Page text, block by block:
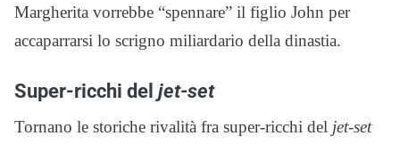
Margherita vorrebbe “spennare” il figlio John per
accaparrarsi lo scrigno miliardario della dinastia.
Super-ricchi del jet-set
Tornano le storiche rivalità fra super-ricchi del jet-set